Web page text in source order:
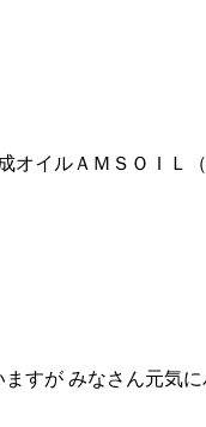
イルＡＭＳＯＩＬ
すが みなさん元気